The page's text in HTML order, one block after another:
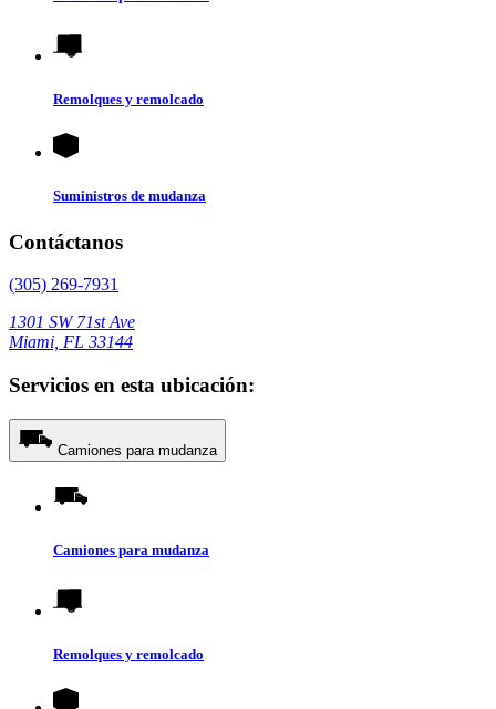
Remolques y remolcado
Suministros de mudanza
Contáctanos
(305) 269-7931
1301 SW 71st Ave
Miami, FL 33144
Servicios en esta ubicación:
Camiones para mudanza
Camiones para mudanza
Remolques y remolcado